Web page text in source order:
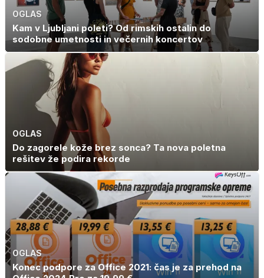
OGLAS
Kam v Ljubljani poleti? Od rimskih ostalin do
sodobne umetnosti in večernih koncertov
OGLAS
Do zagorele kože brez sonca? Ta nova poletna
rešitev že podira rekorde
OGLAS
Konec podpore za Office 2021: čas je za prehod na